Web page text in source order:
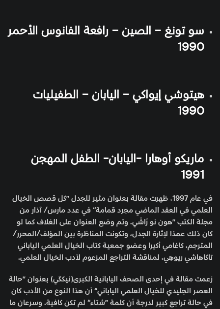
سو تونغ – الصين – رافعة الفانوس الأحمر
1990
هيتوشي إيواكي – اليابان – الطفيليات
1990
ماريكو أوهارا -اليابان- الطفل المهجن
1991
في عام 1997، ظهرت مقالة بعنوان مثير للجدل ”كل قصص الخيال
العلمي في العقد الماضي مجرد قمامة“ في عدد مارس/ آذار من
مجلة الكتب ”هون نو زَاشّي. وتم وضع العنوان على الغلاف كما لو
كان ذلك عمدًا لإثارة الجدل، وتكونت المناظرة بين المؤلف/المحرر/
المترجم، كاغامي أكيرا وعضو جمعية كتاب الخيال العلمي الياباني
تاكاهاشي ريوهِي، لمناقشة التراجع المزعوم لأدب الخيال العلمي.
زعمت مقالة في إحدى الصحف اليابانية الكبرى(نيككَي) بعنوان ”حالة
العصر الجليدي للخيال العلمي الياباني“ أن هذا النوع من الأدب كان
في حالة تراجع كبير لدرجة أن كلمة ”شتاء“ لم تكن كافية. وسرعان ما